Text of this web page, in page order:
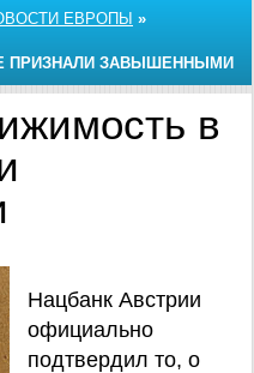
ЕВРОПЫ »
ПРИЗНАЛИ ЗАВЫШЕННЫМИ
в
Нацбанк Австрии
официально
подтвердил то, о